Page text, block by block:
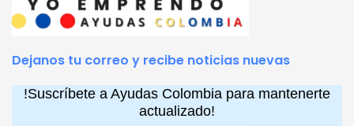
Dejanos tu correo y recibe noticias nuevas
!Suscríbete a Ayudas Colombia para mantenerte
actualizado!